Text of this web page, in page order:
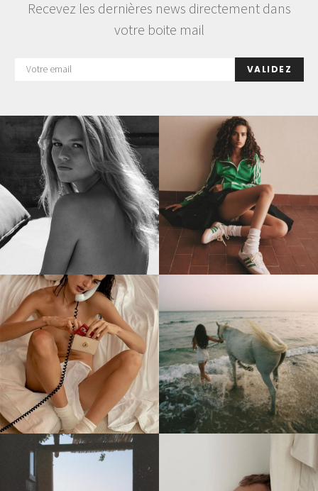
Recevez les dernières news directement dans
votre boite mail
VALIDEZ